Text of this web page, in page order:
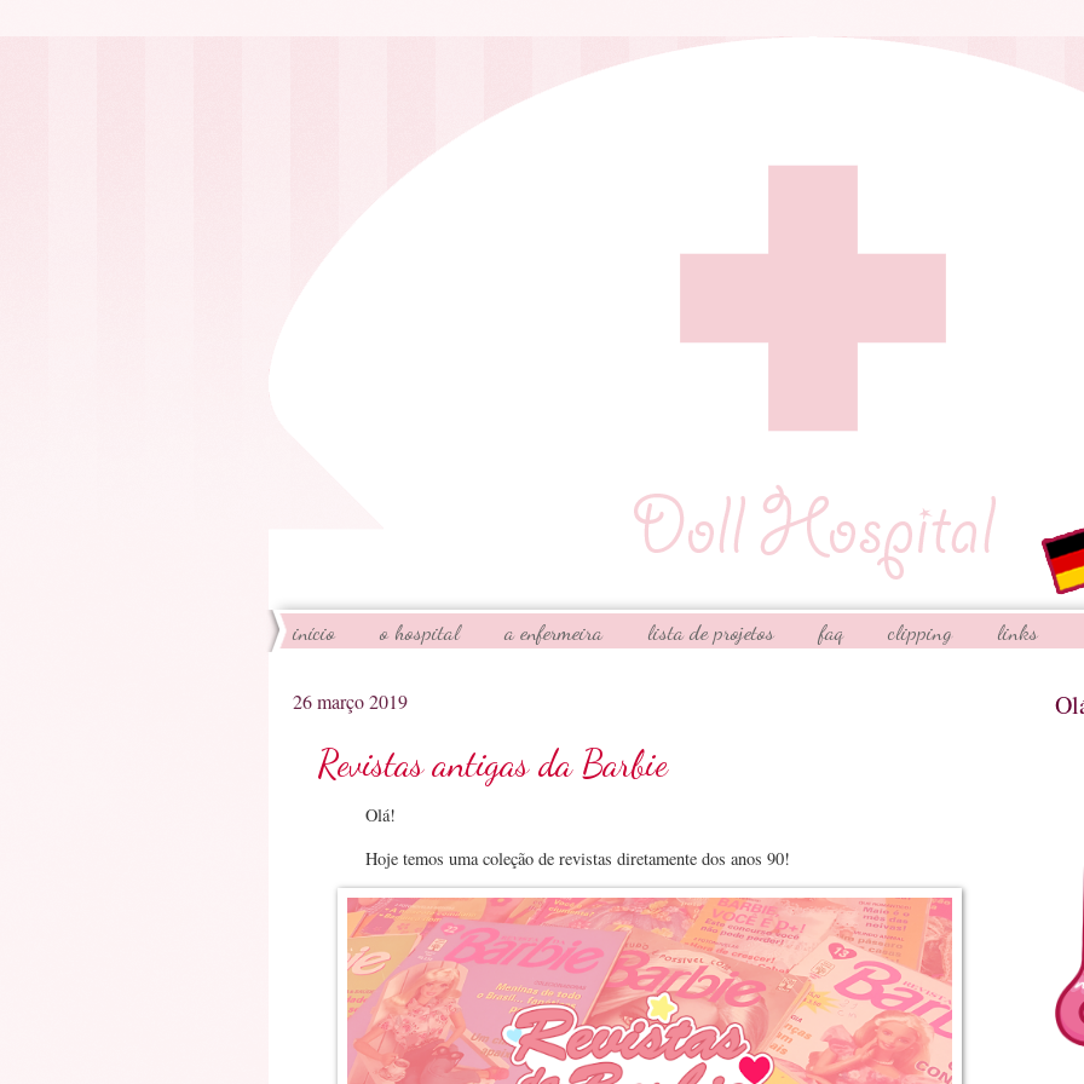
início o hospital a enfermeira lista de projetos faq clipping links
26 março 2019
Revistas antigas da Barbie
Olá!
Hoje temos uma coleção de revistas diretamente dos anos 90!